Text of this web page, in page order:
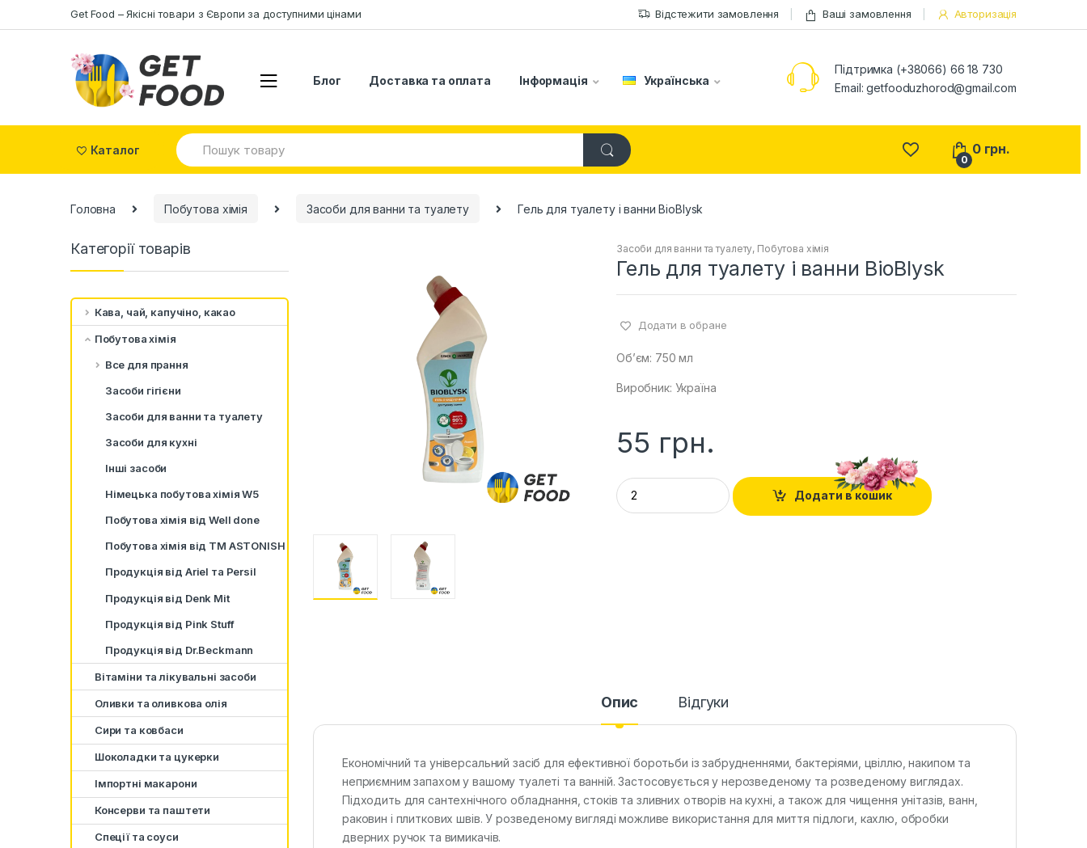
Skip to navigation
Skip to contentGet Food – Якісні товари з Європи за доступними цінами Відстежити замовлення Ваші замовлення Авторизація
Блог Доставка та оплата Інформація Українська
Підтримка (+38066) 66 18 730
Email:getfooduzhorod@gmail.com
Каталог
S
e
h
o
r
:
0
0 грн.
Головна Побутова хімія Засоби для ванни та туалету Гель для туалету і ванни BioBlysk
Засоби для ванни та туалету, Побутова хімія
Гель для туалету і ванни BioBlysk
Додати в обране
Об’єм: 750 мл
Виробник: Україна
55 грн.
Q
u
a
Додати в кошик
Опис Відгуки
Економічний та універсальний засіб для ефективної боротьби із забрудненнями, бактеріями, цвіллю, накипом та
неприємним запахом у вашому туалеті та ванній. Застосовується у нерозведеному та розведеному виглядах.
Підходить для сантехнічного обладнання, стоків та зливних отворів на кухні, а також для чищення унітазів, ванн,
раковин і плиткових швів. У розведеному вигляді можливе використання для миття підлоги, кахлю, обробки
дверних ручок та вимикачів.
Категорії товарів
Кава, чай, капучіно, какао
Побутова хімія
Все для прання
Засоби гігієни
Засоби для ванни та туалету
Засоби для кухні
Інші засоби
Німецька побутова хімія W5
Побутова хімія від Well done
Побутова хімія від ТМ ASTONISH
Продукція від Ariel та Persil
Продукція від Denk Mit
Продукція від Pink Stuff
Продукція від Dr.Beckmann
Вітаміни та лікувальні засоби
Оливки та оливкова олія
Сири та ковбаси
Шоколадки та цукерки
Імпортні макарони
Консерви та паштети
Спеції та соуси